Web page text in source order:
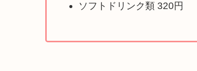
ソフトドリンク類 320円